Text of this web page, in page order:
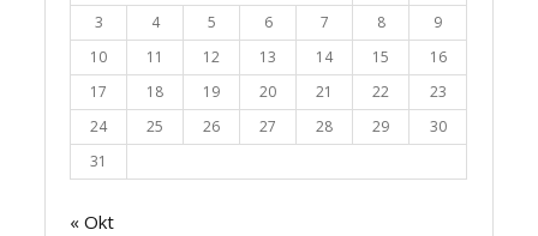
3
4 5 6 7 8
9
10
11 12 13 14 15
16
17
18 19 20 21 22
23
24
25 26 27 28 29
30
31
« Okt